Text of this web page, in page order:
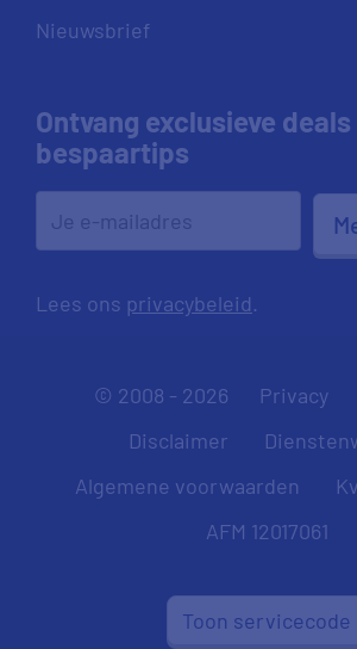
Nieuwsbrief
Ontvang exclusieve
bespaartips
Lees ons privacybeleid.
© 2008 - 2026 Privacy
Disclaimer
Algemene voorwaarden
AFM 12017061
Toon servicecode